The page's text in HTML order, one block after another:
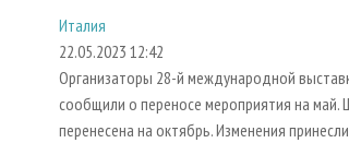
Италия
22.05.2023 12:42
Организаторы 28-й международной
сообщили о переносе мероприятия на
перенесена на октябрь. Изменения